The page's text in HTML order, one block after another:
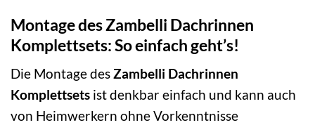
Montage des Zambelli Dachrinnen
Komplettsets: So einfach geht’s!
Die Montage desZambelli Dachrinnen
Komplettsets ist denkbar einfach und kann auch
von Heimwerkern ohne Vorkenntnisse